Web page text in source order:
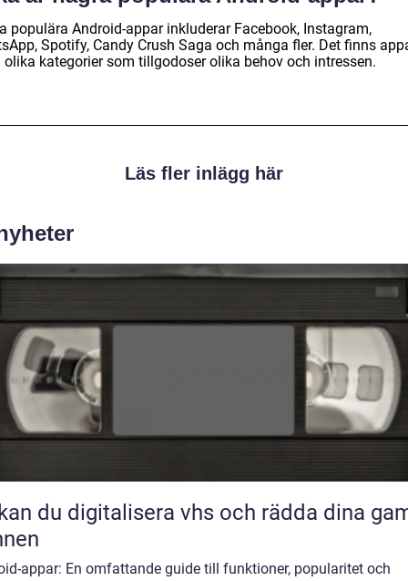
populära Android-appar inkluderar Facebook, Instagram,
Spotify, Candy Crush Saga och många fler. Det finns
olika kategorier som tillgodoser olika behov och intressen.
Läs fler inlägg här
du digitalisera vhs och rädda dina
appar: En omfattande guide till funktioner, popularitet och